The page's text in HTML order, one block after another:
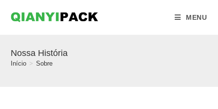
MENU
Nossa História
Início > Sobre